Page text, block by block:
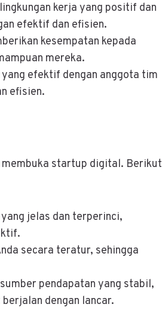
kerja yang positif dan
efektif dan efisien.
kesempatan kepada
mereka.
efektif dengan anggota tim
efisien.
membuka startup digital. Berikut
jelas dan terperinci,
secara teratur, sehingga
pendapatan yang stabil,
dengan lancar.